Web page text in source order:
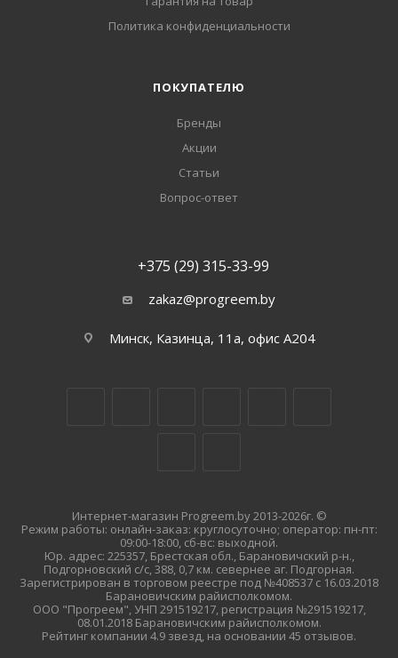
Политика конфиденциальности
ПОКУПАТЕЛЮ
Бренды
Акции
Статьи
Вопрос-ответ
+375 (29) 315-33-99
zakaz@progreem.by
Минск, Казинца, 11а, офис А204
Интернет-магазин Progreem.by 2013-2026г. ©
Режим работы: онлайн-заказ: круглосуточно; оператор: пн-пт:
09:00-18:00, сб-вс: выходной.
Юр. адрес: 225357, Брестская обл., Барановичский р-н.,
Подгорновский с/с, 388, 0,7 км. севернее аг. Подгорная.
Зарегистрирован в торговом реестре под №408537 с 16.03.2018
Барановичским райисполкомом.
ООО "Прогреем", УНП 291519217, регистрация №291519217,
08.01.2018 Барановичским райисполкомом.
Рейтинг компании 4.9 звезд, на основании 45 отзывов.